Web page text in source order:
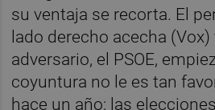
su ventaja se recorta. El
lado derecho acecha
adversario, el PSOE,
coyuntura no le es tan
hace un año: las